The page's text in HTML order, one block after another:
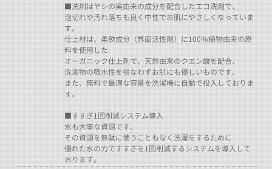
■洗剤はヤシの実由来の成分を配合したエコ洗剤で、
泡切れや汚れ落ちも良く中性でお肌にやさしくなっていま
す。
仕上材は、柔軟成分（界面活性剤）に100％植物由来の原
料を使用した
オーガニック仕上剤で、天然由来のクエン酸を配合、
洗濯物の吸水性を損なわずお肌にも優しいものです。
また、無料で最適な容量を洗濯機に自動で投入しておりま
す。
■すすぎ1回削減システム導入
水も大事な資源です。
その資源を無駄に使うこともなく洗濯をするために
優れた水の力ですすぎを1回削減するシステムを導入して
おります。